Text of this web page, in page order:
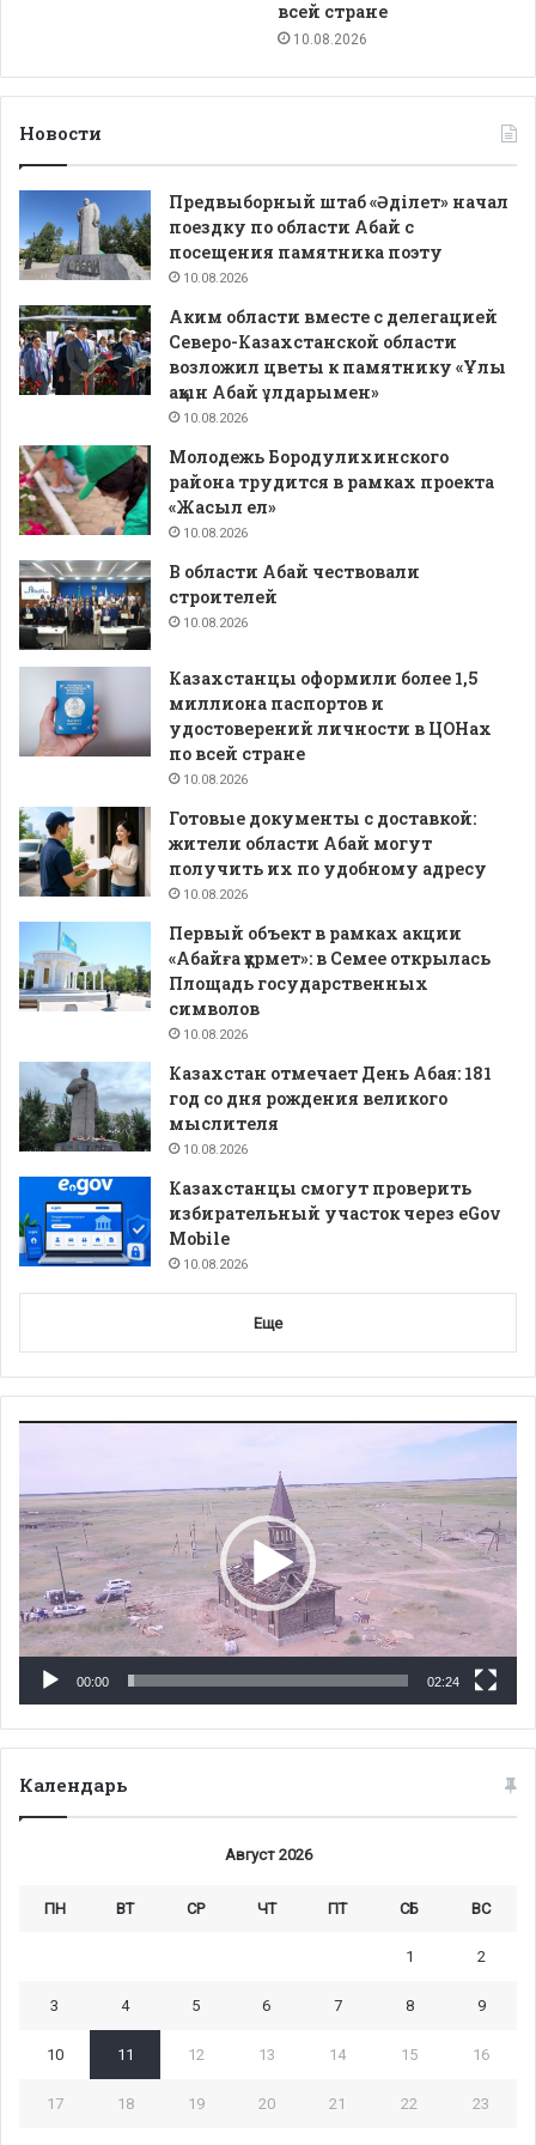
всей стране
10.08.2026
Новости
Предвыборный штаб «Әділет» начал
поездку по области Абай с
посещения памятника поэту
10.08.2026
Аким области вместе с делегацией
Северо-Казахстанской области
возложил цветы к памятнику «Ұлы
ақын Абай ұлдарымен»
10.08.2026
Молодежь Бородулихинского
района трудится в рамках проекта
«Жасыл ел»
10.08.2026
В области Абай чествовали
строителей
10.08.2026
Казахстанцы оформили более 1,5
миллиона паспортов и
удостоверений личности в ЦОНах
по всей стране
10.08.2026
Готовые документы с доставкой:
жители области Абай могут
получить их по удобному адресу
10.08.2026
Первый объект в рамках акции
«Абайға құрмет»: в Семее открылась
Площадь государственных
символов
10.08.2026
Казахстан отмечает День Абая: 181
год со дня рождения великого
мыслителя
10.08.2026
Казахстанцы смогут проверить
избирательный участок через eGov
Mobile
10.08.2026
Еще
00:00 02:24
Календарь
Август 2026
ПН ВТ СР ЧТ ПТ СБ ВС
1 2
3 4 5 6 7 8 9
10 11 12 13 14 15 16
17 18 19 20 21 22 23